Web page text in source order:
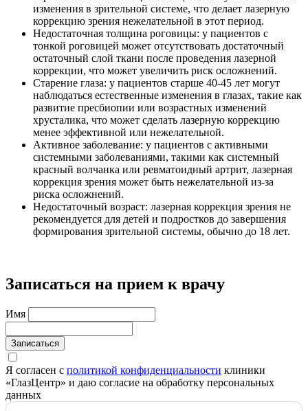
изменения в зрительной системе, что делает лазерную
коррекцию зрения нежелательной в этот период.
Недостаточная толщина роговицы: у пациентов с
тонкой роговицей может отсутствовать достаточный
остаточный слой ткани после проведения лазерной
коррекции, что может увеличить риск осложнений.
Старение глаза: у пациентов старше 40-45 лет могут
наблюдаться естественные изменения в глазах, такие как
развитие пресбиопии или возрастных изменений
хрусталика, что может сделать лазерную коррекцию
менее эффективной или нежелательной.
Активное заболевание: у пациентов с активными
системными заболеваниями, такими как системный
красный волчанка или ревматоидный артрит, лазерная
коррекция зрения может быть нежелательной из-за
риска осложнений.
Недостаточный возраст: лазерная коррекция зрения не
рекомендуется для детей и подростков до завершения
формирования зрительной системы, обычно до 18 лет.
Записаться на прием к врачу
Имя
Записаться
Я согласен с политикой конфиденциальности клиники
«ГлазЦентр» и даю согласие на обработку персональных
данных